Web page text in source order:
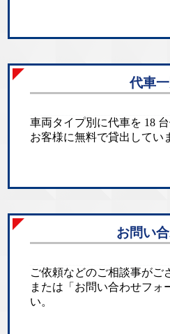
代車
車両タイプ別に代車を 18
お客様に無料で貸出してい
お問い
ご依頼などのご相談事がご
または「お問い合わせフォ
い。